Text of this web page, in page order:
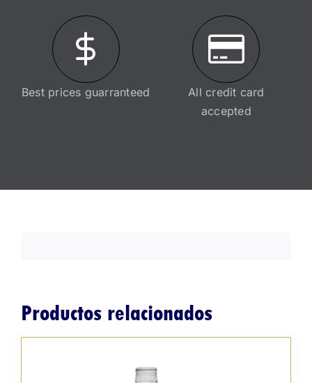
Best prices guarranteed
All credit card
accepted
Productos relacionados